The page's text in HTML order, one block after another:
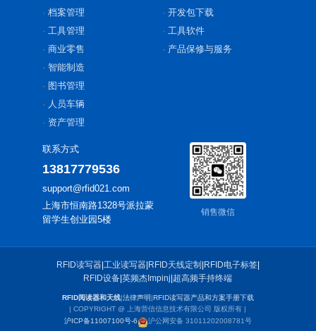
档案管理
工具管理
商业零售
智能制造
图书管理
人员车辆
资产管理
开发包下载
工具软件
产品保修与服务
联系方式
13817779536
support@rfid021.com
上海市恒南路1328号派拉蒙
留学生创业园5楼
销售微信
RFID读写器|工业读写器|RFID天线定制|RFID电子标签|
RFID设备|英频杰Impinj|超高频手持终端
RFID阅读器和天线|法律声明|RFID读写器产品和方案手册下载
| COPYRIGHT @ 上海营信信息技术有限公司 版权所有 |
沪ICP备11007100号-6
沪公网安备 31011202008781号